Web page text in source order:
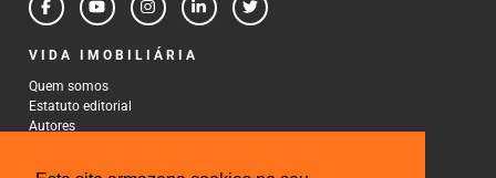
VIDA IMOBILIÁRIA
Quem somos
Estatuto editorial
Autores